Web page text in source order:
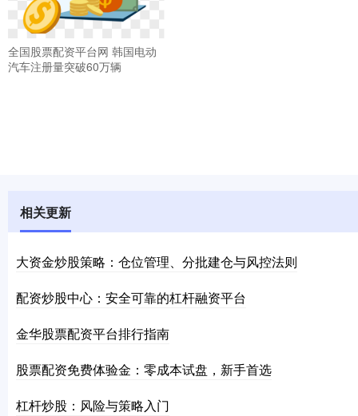
全国股票配资平台网 韩国电动
汽车注册量突破60万辆
相关更新
大资金炒股策略：仓位管理、分批建仓与风控法则
配资炒股中心：安全可靠的杠杆融资平台
金华股票配资平台排行指南
股票配资免费体验金：零成本试盘，新手首选
杠杆炒股：风险与策略入门